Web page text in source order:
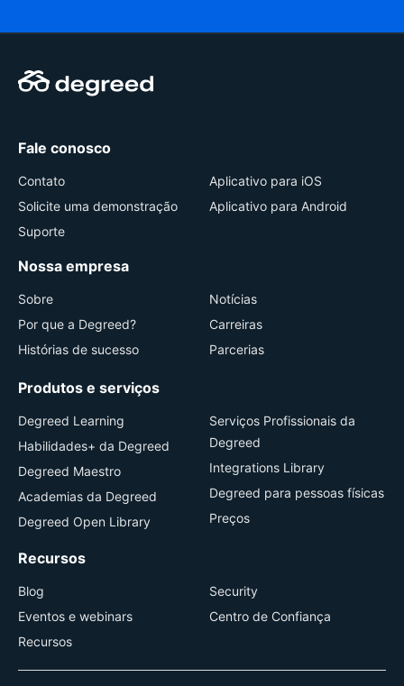
Fale conosco
Contato
Solicite uma demonstração
Suporte
Aplicativo para iOS
Aplicativo para Android
Nossa empresa
Sobre
Por que a Degreed?
Histórias de sucesso
Notícias
Carreiras
Parcerias
Produtos e serviços
Degreed Learning
Habilidades+ da Degreed
Degreed Maestro
Academias da Degreed
Degreed Open Library
Serviços Profissionais da
Degreed
Integrations Library
Degreed para pessoas físicas
Preços
Recursos
Blog
Eventos e webinars
Recursos
Security
Centro de Confiança